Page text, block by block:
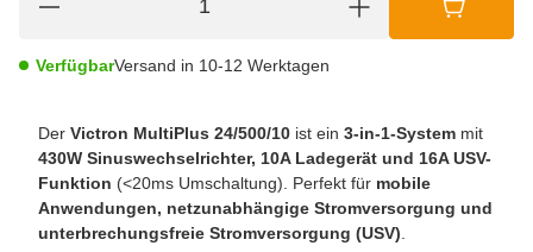
VerfügbarVersand in 10-12 Werktagen
Der Victron MultiPlus 24/500/10 ist ein 3-in-1-System mit
430W Sinuswechselrichter, 10A Ladegerät und 16A USV-
Funktion (<20ms Umschaltung). Perfekt für mobile
Anwendungen, netzunabhängige Stromversorgung und
unterbrechungsfreie Stromversorgung (USV)